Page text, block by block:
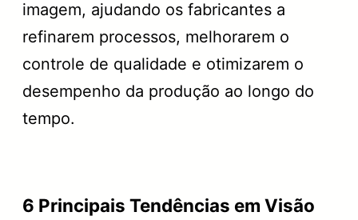
imagem, ajudando os fabricantes a
refinarem processos, melhorarem o
controle de qualidade e otimizarem o
desempenho da produção ao longo do
tempo.
6 Principais Tendências em Visão